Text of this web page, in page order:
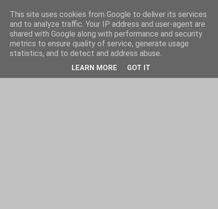
This site uses cookies from Google to deliver its services
and to analyze traffic. Your IP address and user-agent are
shared with Google along with performance and security
metrics to ensure quality of service, generate usage
statistics, and to detect and address abuse.
LEARN MORE GOT IT